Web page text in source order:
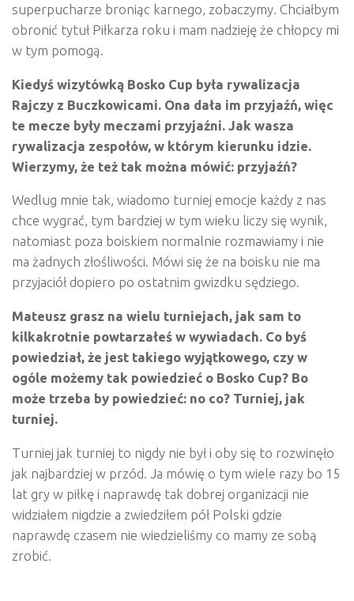
superpucharze broniąc karnego, zobaczymy. Chciałbym
obronić tytuł Piłkarza roku i mam nadzieję że chłopcy mi
w tym pomogą.
Kiedyś wizytówką Bosko Cup była rywalizacja
Rajczy z Buczkowicami. Ona dała im przyjaźń, więc
te mecze były meczami przyjaźni. Jak wasza
rywalizacja zespołów, w którym kierunku idzie.
Wierzymy, że też tak można mówić: przyjaźń?
Wedlug mnie tak, wiadomo turniej emocje każdy z nas
chce wygrać, tym bardziej w tym wieku liczy się wynik,
natomiast poza boiskiem normalnie rozmawiamy i nie
ma żadnych złośliwości. Mówi się że na boisku nie ma
przyjaciół dopiero po ostatnim gwizdku sędziego.
Mateusz grasz na wielu turniejach, jak sam to
kilkakrotnie powtarzałeś w wywiadach. Co byś
powiedział, że jest takiego wyjątkowego, czy w
ogóle możemy tak powiedzieć o Bosko Cup? Bo
może trzeba by powiedzieć: no co? Turniej, jak
turniej.
Turniej jak turniej to nigdy nie był i oby się to rozwinęło
jak najbardziej w przód. Ja mówię o tym wiele razy bo 15
lat gry w piłkę i naprawdę tak dobrej organizacji nie
widziałem nigdzie a zwiedziłem pół Polski gdzie
naprawdę czasem nie wiedzieliśmy co mamy ze sobą
zrobić.